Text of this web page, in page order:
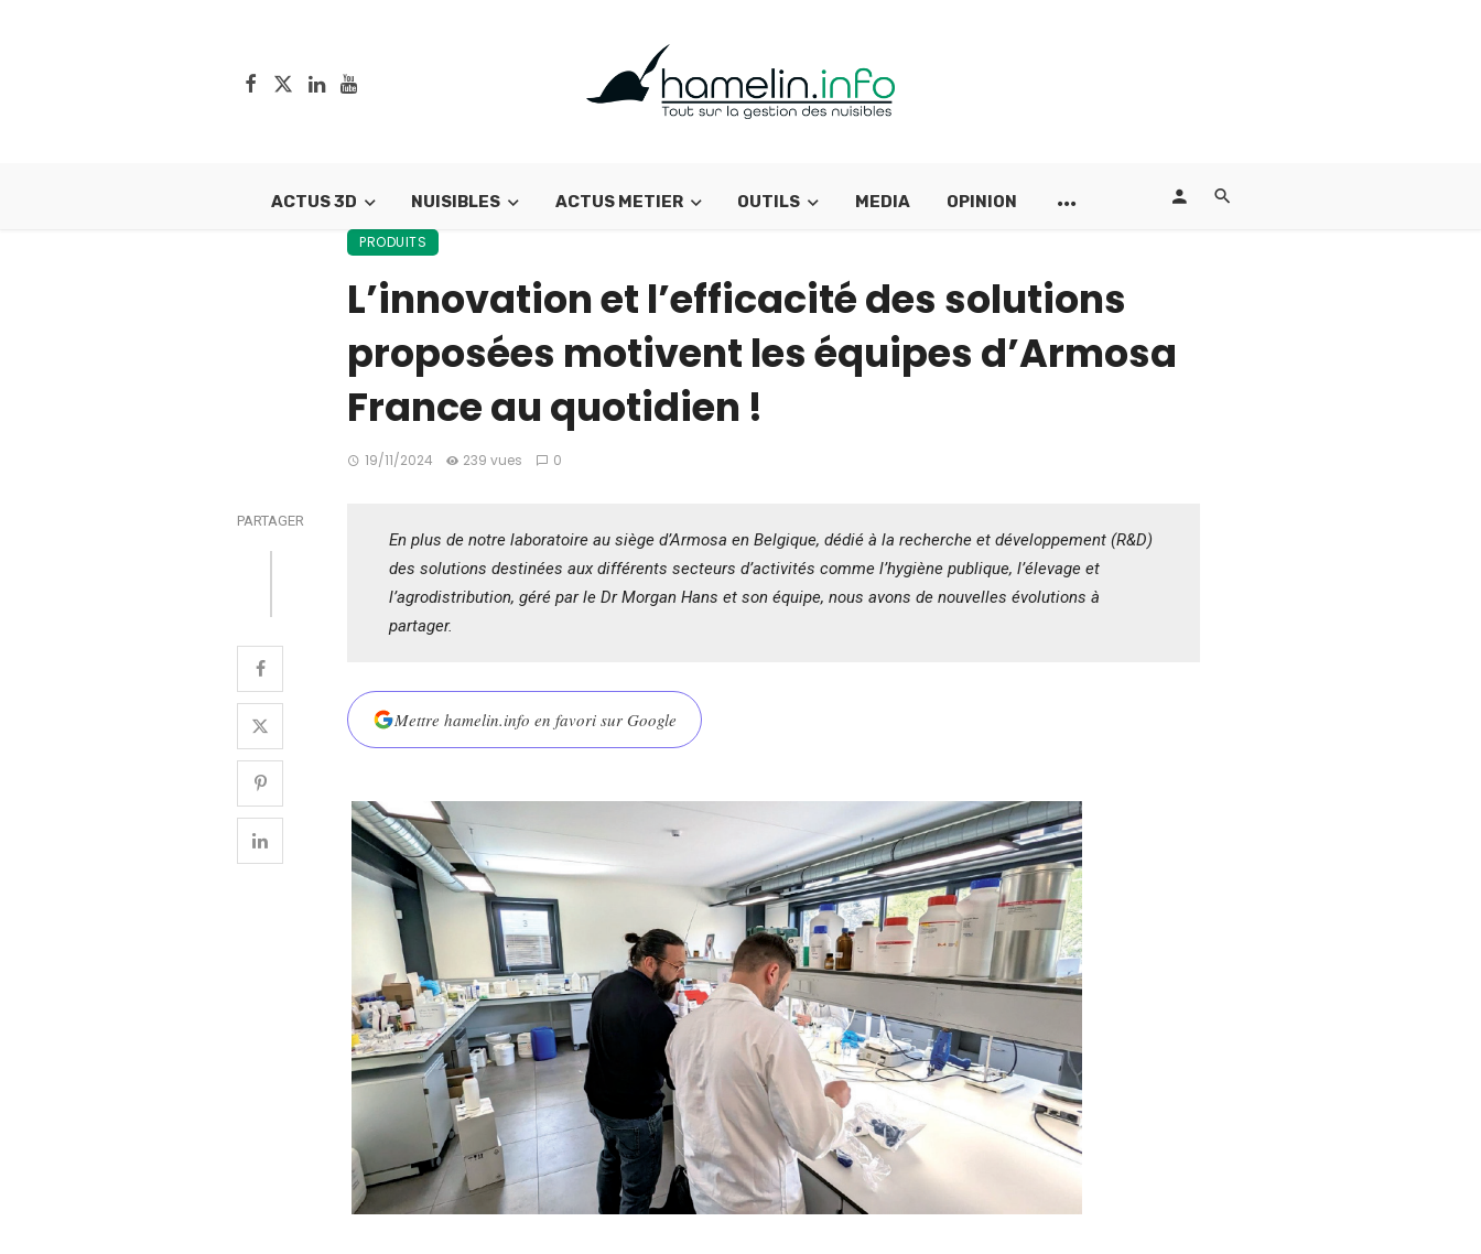
ACTUS 3D NUISIBLES ACTUS METIER OUTILS MEDIA OPINION
PRODUITS
L’innovation et l’efficacité des solutions
proposées motivent les équipes d’Armosa
France au quotidien !
19/11/2024 239 vues 0
PARTAGER
En plus de notre laboratoire au siège d’Armosa en Belgique, dédié à la recherche et développement (R&D)
des solutions destinées aux différents secteurs d’activités comme l’hygiène publique, l’élevage et
l’agrodistribution, géré par le Dr Morgan Hans et son équipe, nous avons de nouvelles évolutions à
partager.
Mettre hamelin.info en favori sur Google